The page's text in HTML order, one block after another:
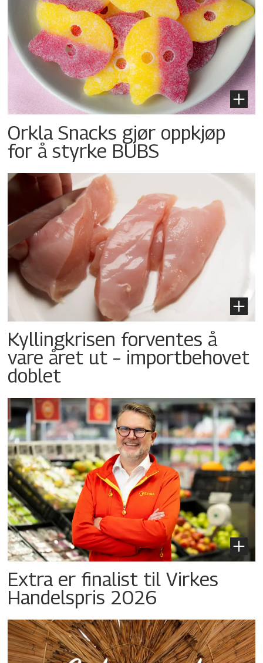
Orkla Snacks gjør oppkjøp
for å styrke BUBS
Kyllingkrisen forventes å
vare året ut – importbehovet
doblet
Extra er finalist til Virkes
Handelspris 2026